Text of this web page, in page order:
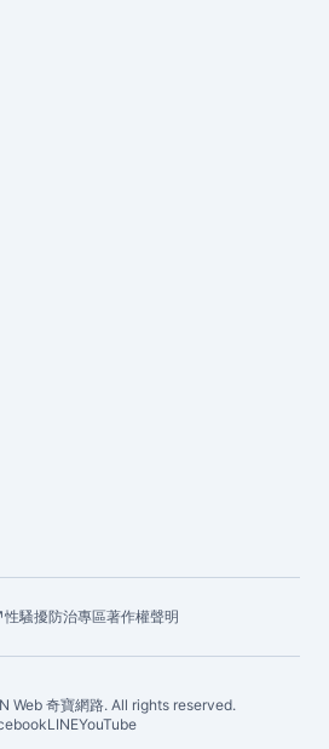
性騷擾防治專區著作權聲明
Web 奇寶網路. All rights reserved.
LINEYouTube